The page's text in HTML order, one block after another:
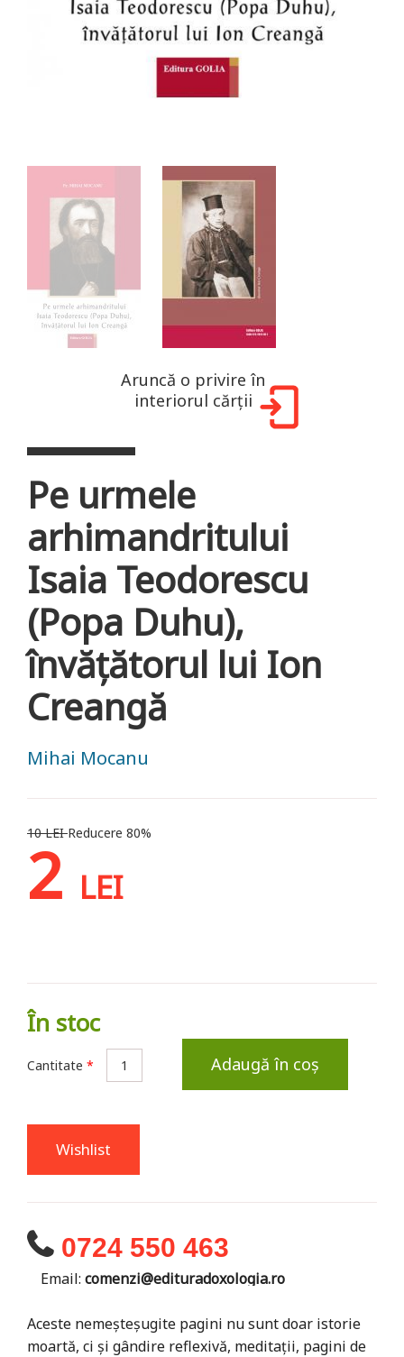
Aruncă o privire în
interiorul cărții
Pe urmele
arhimandritului
Isaia Teodorescu
(Popa Duhu),
învățătorul lui Ion
Creangă
Mihai Mocanu
10 LEIReducere 80%
2 LEI
În stoc
Cantitate * Adaugă în coș
Wishlist
0724 550 463
Email: comenzi@edituradoxologia.ro
Aceste nemeşteşugite pagini nu sunt doar istorie
moartă, ci şi gândire reflexivă, meditaţii, pagini de